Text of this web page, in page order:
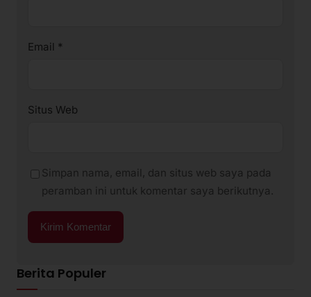
Email *
Situs Web
Simpan nama, email, dan situs web saya pada
peramban ini untuk komentar saya berikutnya.
Berita Populer